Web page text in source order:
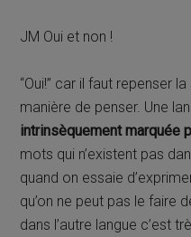
JM Oui et non !
“Oui!” car il faut repenser
manière de penser. Une
intrinsèquement marquée
mots qui n’existent pas
quand on essaie
qu’on ne peut pas le faire
dans l’autre langue c’est